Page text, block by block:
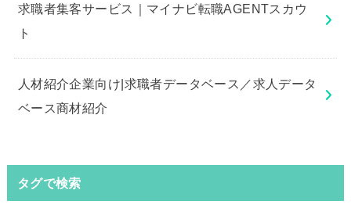
求職者集客サービス｜マイナビ転職AGENTスカウ
ト
人材紹介企業向け|求職者データベース／求人データ
ベース商材紹介
タグで検索